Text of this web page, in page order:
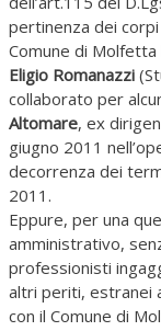
pertinenza dei
Comune di
Eligio Romanazzi
collaborato per
Altomare, ex
giugno 2011
decorrenza dei
2011.
Eppure, per una
amministrativo,
professionisti
altri periti, estranei
con il Comune di